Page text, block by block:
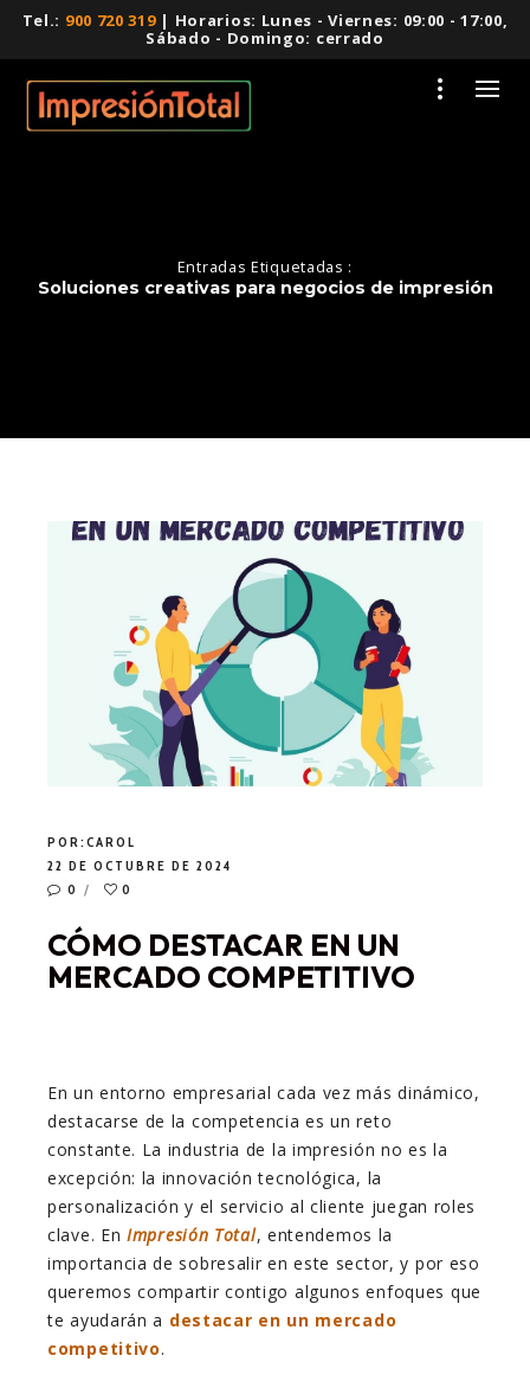
Tel.: 900 720 319| Horarios: Lunes - Viernes: 09:00 - 17:00,
Sábado - Domingo: cerrado
Entradas Etiquetadas :
Soluciones creativas para negocios de impresión
POR:CAROL
22 DE OCTUBRE DE 2024
0
0
CÓMO DESTACAR EN UN
MERCADO COMPETITIVO
En un entorno empresarial cada vez más dinámico,
destacarse de la competencia es un reto
constante. La industria de la impresión no es la
excepción: la innovación tecnológica, la
personalización y el servicio al cliente juegan roles
clave. En Impresión Total, entendemos la
importancia de sobresalir en este sector, y por eso
queremos compartir contigo algunos enfoques que
te ayudarán a destacar en un mercado
competitivo.